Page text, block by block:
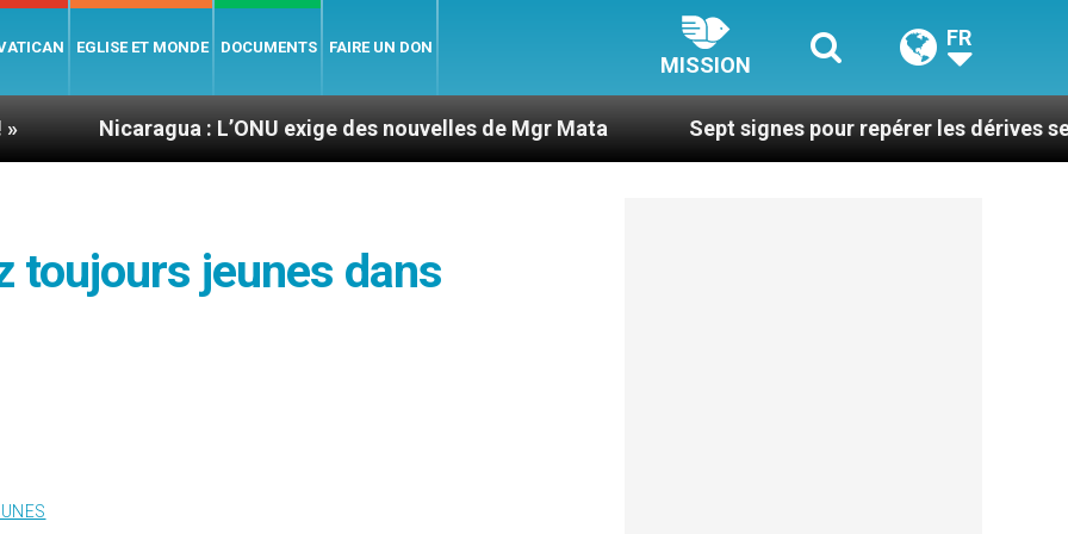
EGLISE ET MONDE DOCUMENTS FAIRE UN DON
MISSION
FR
: L’ONU exige des nouvelles de Mgr Mata Sept signes pour repérer les dérives sectaires du
toujours jeunes dans